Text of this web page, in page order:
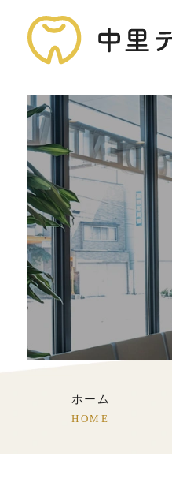
ホーム
HOME